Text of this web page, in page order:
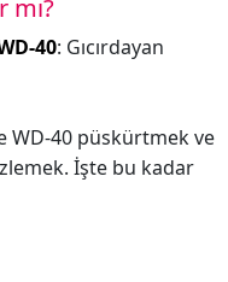
mı?
40: Gıcırdayan
WD-40 püskürtmek ve
İşte bu kadar